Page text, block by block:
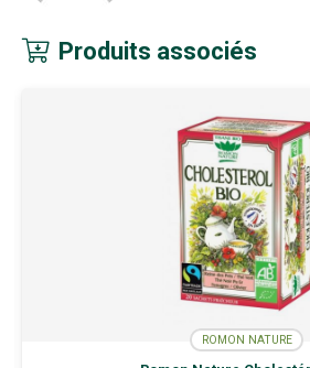
risque réduit de nombreuses maladies. Une
d’avocat contient 7 grammes de fibres, soit 27
Plusieurs études ont montré que les avocats
Réduire le taux de cholestérol total de
Réduire les triglycérides sanguins jusqu’à 20
Diminuer le cholestérol LDL jusqu’à 22 %.
Augmenter le cholestérol HDL (le bon
6. Leur teneur en matières grasses
les nutriments d’autres aliments
En matière de nutriments, votre apport
compte. Vous devez également être en
Produits associés
ROMON NATURE